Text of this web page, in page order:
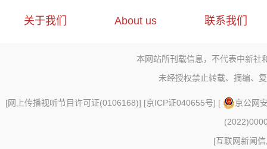
关于我们 About us 联系我们
本网站所刊载信息，不代表中新社
未经授权禁止转载、摘编、
[网上传播视听节目许可证(0106168)] [京ICP证040655号] [
京公网
[互联网新闻